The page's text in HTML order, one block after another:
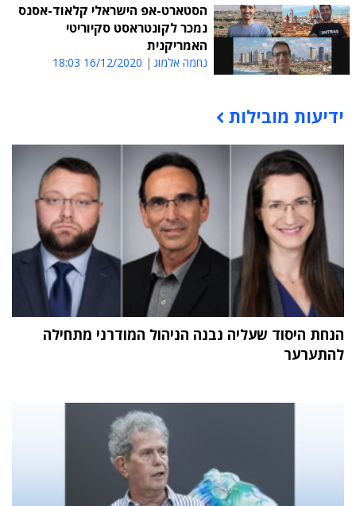
הסטארט-אפ הישראלי קלאוד-אסנס
נמכר לקונטראסט סקיוריטי
האמריקנית
נחמה אלמוג 16/12/2020 18:03
תוכן פרסומי
ידיעות מובילות
הנחת היסוד שעליה נבנה הניהול המודרני מתחילה
להתערער